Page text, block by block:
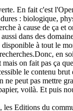
En fait c'est
: biologique,
à cause de ça et
dans des
à tout le
en
on fait pas ça
le contenu
peut pas mettre
voilà. Et puis
les Editions du